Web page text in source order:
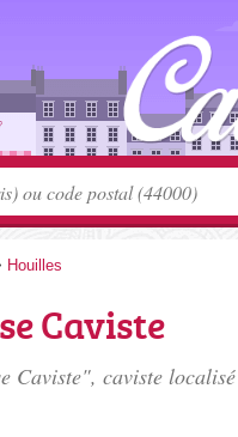
Houilles
Caviste
Caviste", caviste localisé